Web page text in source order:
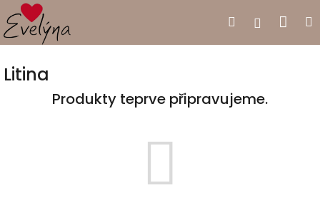
Přejít
na
obsah
Hledat
Litina
Produkty teprve připravujeme.